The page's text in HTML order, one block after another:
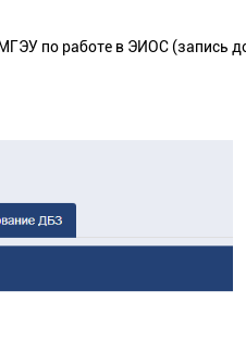
по работе в ЭИОС (запись